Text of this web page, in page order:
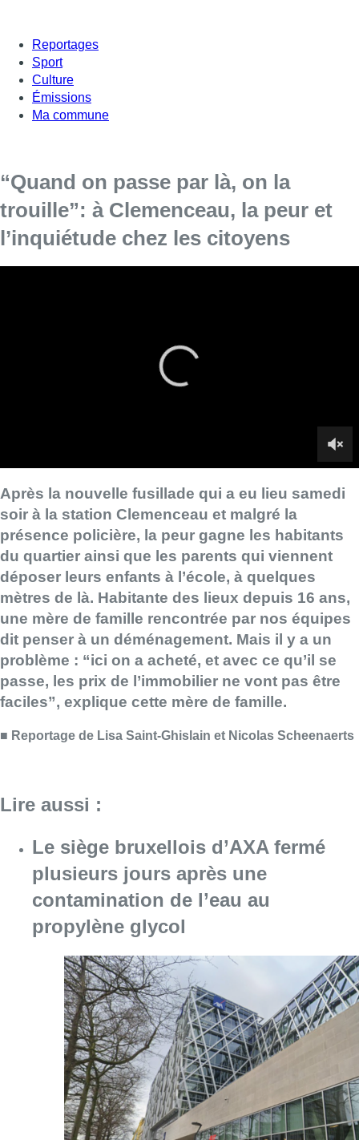
Reportages
Sport
Culture
Émissions
Ma commune
“Quand on passe par là, on la
trouille”: à Clemenceau, la peur et
l’inquiétude chez les citoyens
déposer leurs enfants à l’école, à quelques
mètres de là. Habitante des lieux depuis 16 ans,
dit penser à un déménagement. Mais il y a un
problème : “ici on a acheté, et avec ce qu’il se
passe, les prix de l’immobilier ne vont pas être
faciles”, explique cette mère de famille.
■Reportage de Lisa Saint-Ghislain et Nicolas Scheenaerts
Lire aussi :
Le siège bruxellois d’AXA fermé
plusieurs jours après une
contamination de l’eau au
propylène glycol
05 août 2026Consulter l'article "Le siège bruxellois
Sécheresse : attention aux chutes
de branches en forêt